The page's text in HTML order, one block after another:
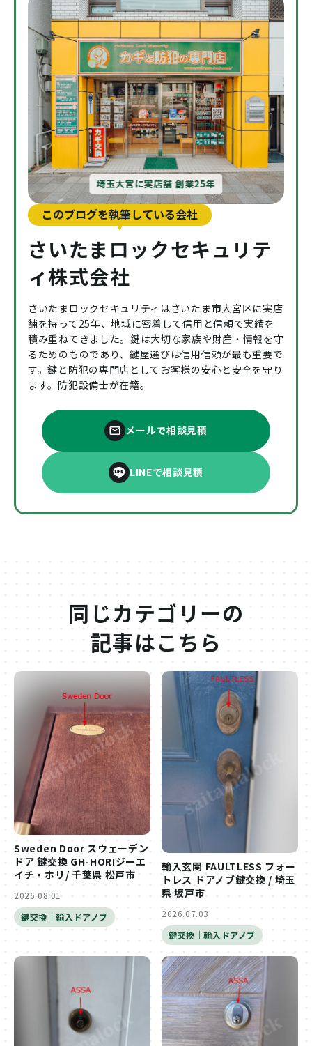
埼玉大宮に実店舗 創業25年
このブログを執筆している会社
さいたまロックセキュリテ
ィ株式会社
さいたまロックセキュリティはさいたま市大宮区に実店
舗を持って25年、地域に密着して信用と信頼で実績を
積み重ねてきました。鍵は大切な家族や財産・情報を守
るためのものであり、鍵屋選びは信用信頼が最も重要で
す。鍵と防犯の専門店としてお客様の安心と安全を守り
ます。防犯設備士が在籍。
メールで相談見積
LINEで相談見積
同じカテゴリーの
記事はこちら
Sweden Door スウェーデン
ドア 鍵交換 GH-HORIジーエ
イチ・ホリ/ 千葉県 松戸市
2026.08.01
鍵交換｜輸入ドアノブ
輸入玄関 FAULTLESS フォー
トレス ドアノブ鍵交換 / 埼玉
県 坂戸市
2026.07.03
鍵交換｜輸入ドアノブ